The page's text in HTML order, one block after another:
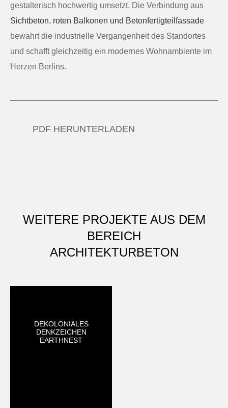
gestalterisch hochwertig umsetzt. Die Verbindung aus
Sichtbeton, roten Balkonen und Betonfertigteilfassade
bewahrt die industrielle Vergangenheit des Standortes
und schafft gleichzeitig ein modernes Wohnambiente im
Herzen Berlins.
PDF HERUNTERLADEN
WEITERE PROJEKTE AUS DEM
BEREICH
ARCHITEKTURBETON
DEKOLONIALES
DENKZEICHEN
EARTHNEST